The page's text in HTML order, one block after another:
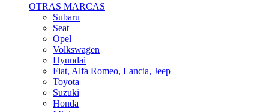
Subaru
Seat
Opel
Volkswagen
Hyundai
Fiat, Alfa Romeo, Lancia, Jeep
Toyota
Suzuki
Honda
Mini
Dacia